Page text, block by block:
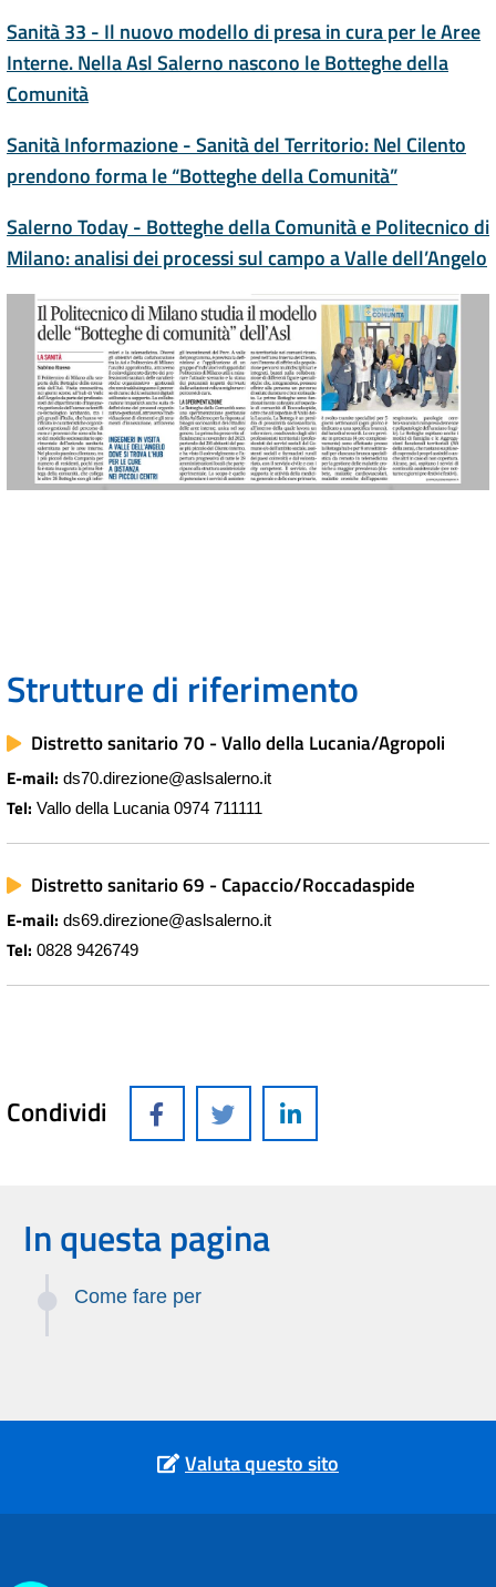
Sanità 33 - Il nuovo modello di presa in cura per le Aree
Interne. Nella Asl Salerno nascono le Botteghe della
Comunità
Sanità Informazione - Sanità del Territorio: Nel Cilento
prendono forma le “Botteghe della Comunità”
Salerno Today - Botteghe della Comunità e Politecnico di
Milano: analisi dei processi sul campo a Valle dell’Angelo
Strutture di riferimento
Distretto sanitario 70 - Vallo della Lucania/Agropoli
E-mail: ds70.direzione@aslsalerno.it
Tel: Vallo della Lucania 0974 711111
Distretto sanitario 69 - Capaccio/Roccadaspide
E-mail: ds69.direzione@aslsalerno.it
Tel: 0828 9426749
Condividi
In questa pagina
Come fare per
Valuta questo sito